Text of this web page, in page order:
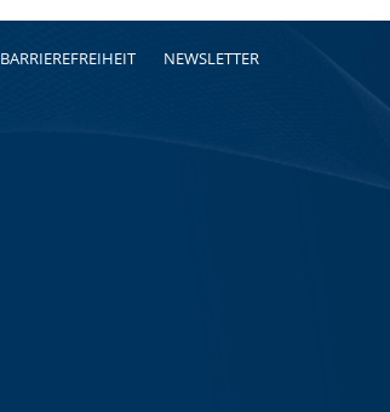
BARRIEREFREIHEIT NEWSLETTER